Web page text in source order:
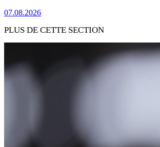
07.08.2026
PLUS DE CETTE SECTION